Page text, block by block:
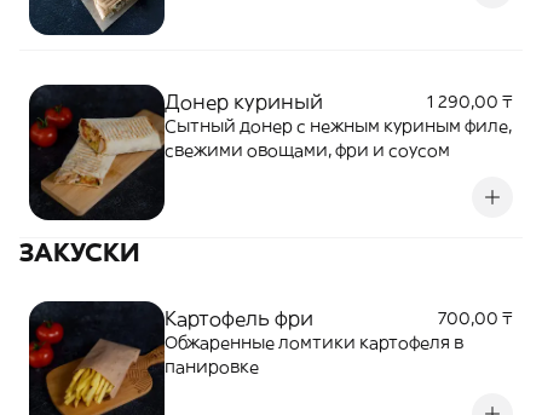
Донер куриный
1 290,00 ₸
Сытный донер с нежным куриным филе,
свежими овощами, фри и соусом
ЗАКУСКИ
Картофель фри
700,00 ₸
Обжаренные ломтики картофеля в
панировке